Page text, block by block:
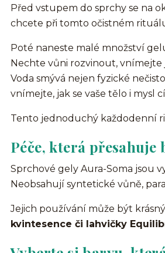
Před vstupem do sprchy se na
chcete při tomto očistném
Poté naneste malé množství
Nechte vůni rozvinout, vnímejte
Voda smývá nejen fyzické
vnímejte, jak se vaše tělo i mysl
Tento jednoduchý každodenní
Péče, která přesahuje
Sprchové gely Aura-Soma jsou
Neobsahují syntetické vůně,
Jejich používání může být
kvintesence či lahvičky